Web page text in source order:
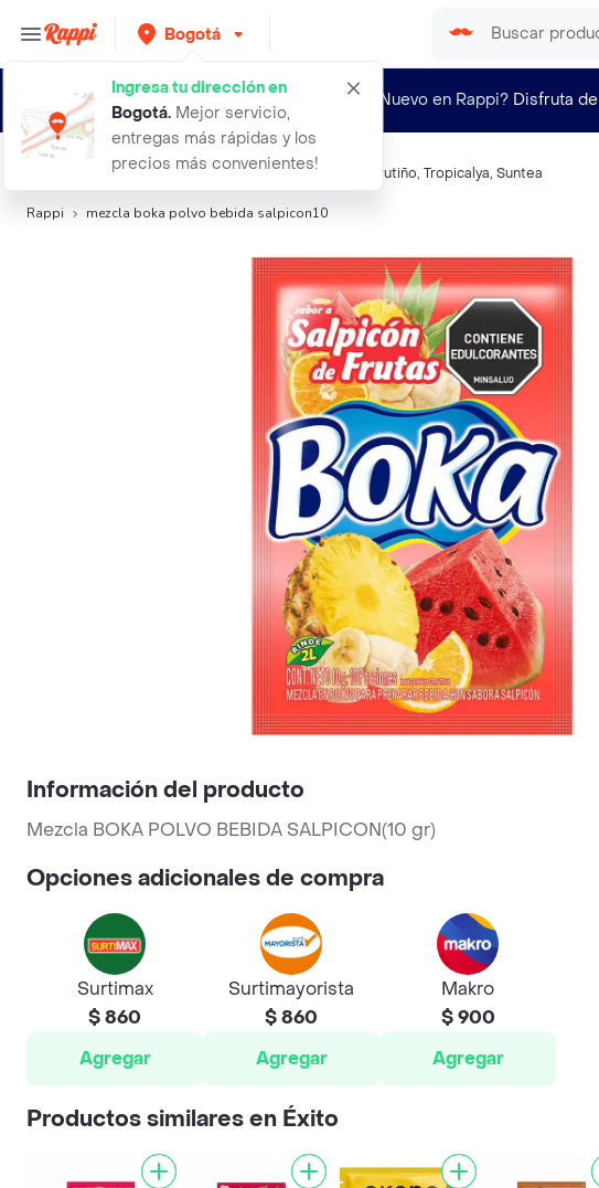
Bogotá
Ingresa tu dirección en
Bogotá. Mejor servicio,
entregas más rápidas y los
precios más convenientes!
¿Nuevo en Rappi? Disfruta de
Búsquedas relacionadas:Refrescos en polvo Frutiño, Tropicalya, Suntea
Rappi mezcla boka polvo bebida salpicon10
Información del producto
Mezcla BOKA POLVO BEBIDA SALPICON(10 gr)
Opciones adicionales de compra
Surtimax
$ 860
Agregar
Surtimayorista
$ 860
Agregar
Makro
$ 900
Agregar
Productos similares en Éxito